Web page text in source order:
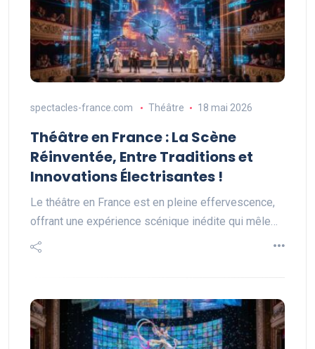
spectacles-france.com Théâtre 18 mai 2026
Théâtre en France : La Scène
Réinventée, Entre Traditions et
Innovations Électrisantes !
Le théâtre en France est en pleine effervescence,
offrant une expérience scénique inédite qui mêle…